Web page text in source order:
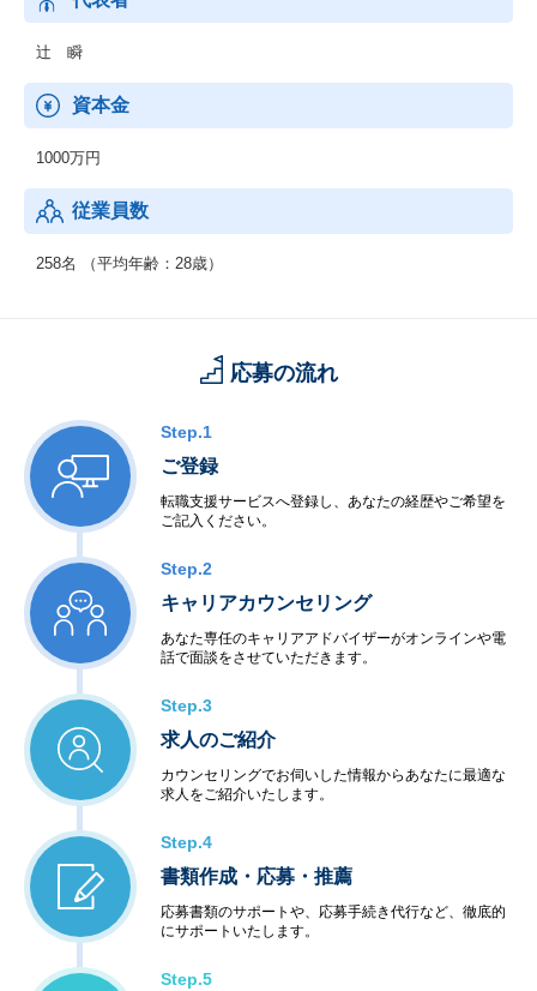
辻 瞬
資本金
1000万円
従業員数
258名 （平均年齢：28歳）
応募の流れ
Step.1
ご登録
転職支援サービスへ登録し、あなたの経歴やご希望を
ご記入ください。
Step.2
キャリアカウンセリング
あなた専任のキャリアアドバイザーがオンラインや電
話で面談をさせていただきます。
Step.3
求人のご紹介
カウンセリングでお伺いした情報からあなたに最適な
求人をご紹介いたします。
Step.4
書類作成・応募・推薦
応募書類のサポートや、応募手続き代行など、徹底的
にサポートいたします。
Step.5